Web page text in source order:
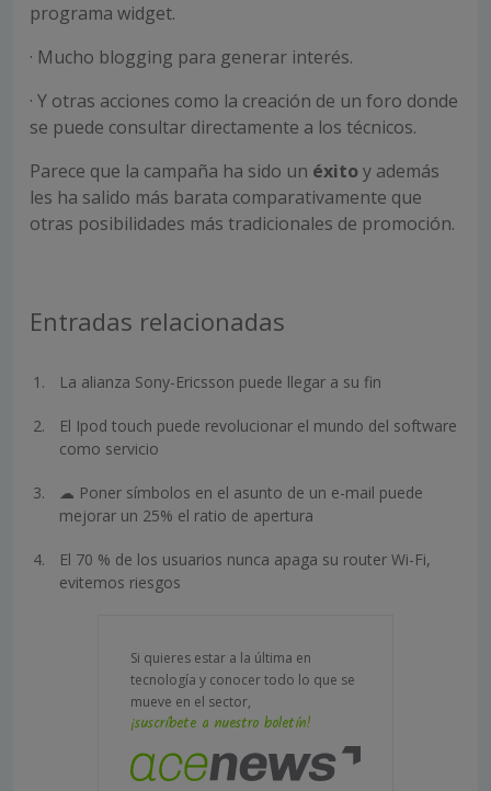
programa widget.
· Mucho blogging para generar interés.
· Y otras acciones como la creación de un foro donde
se puede consultar directamente a los técnicos.
Parece que la campaña ha sido un éxitoy además
les ha salido más barata comparativamente que
otras posibilidades más tradicionales de promoción.
Entradas relacionadas
La alianza Sony-Ericsson puede llegar a su fin
El Ipod touch puede revolucionar el mundo del software
como servicio
☁ Poner símbolos en el asunto de un e-mail puede
mejorar un 25% el ratio de apertura
El 70 % de los usuarios nunca apaga su router Wi-Fi,
evitemos riesgos
Si quieres estar a la última en
tecnología y conocer todo lo que se
mueve en el sector,
¡suscríbete a nuestro boletín!